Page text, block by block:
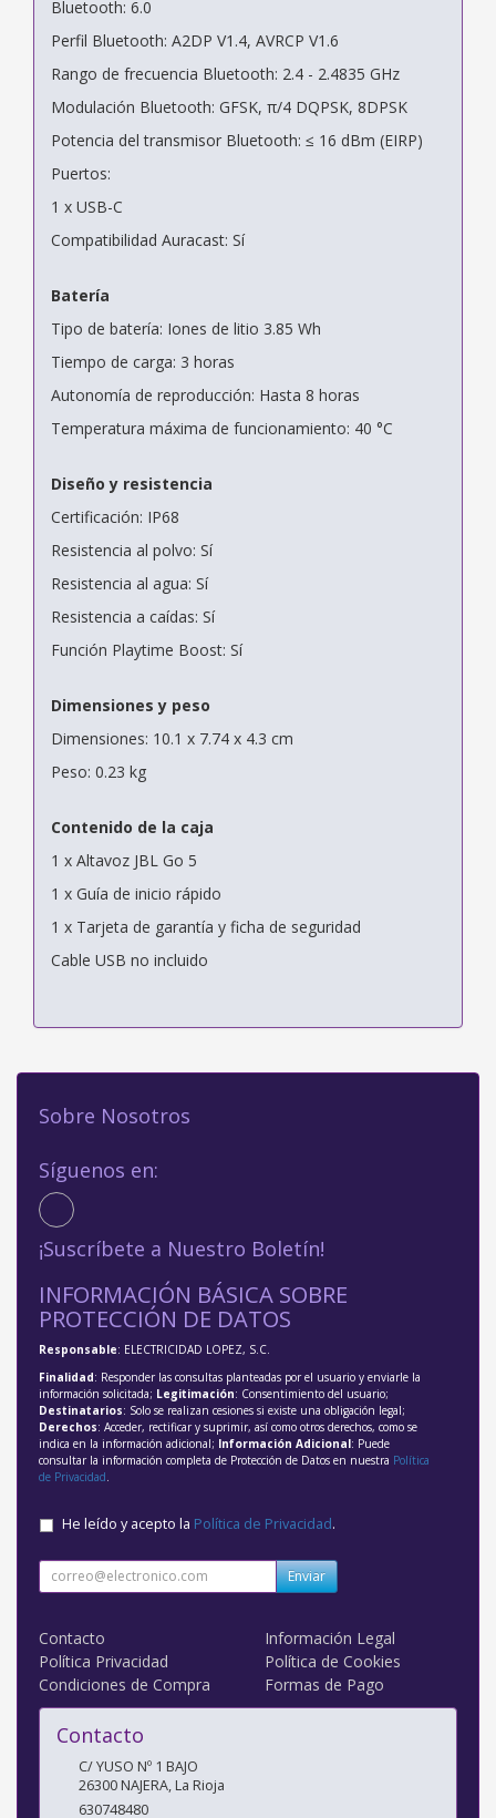
Bluetooth: 6.0
Perfil Bluetooth: A2DP V1.4, AVRCP V1.6
Rango de frecuencia Bluetooth: 2.4 - 2.4835 GHz
Modulación Bluetooth: GFSK, π/4 DQPSK, 8DPSK
Potencia del transmisor Bluetooth: ≤ 16 dBm (EIRP)
Puertos:
1 x USB-C
Compatibilidad Auracast: Sí
Batería
Tipo de batería: Iones de litio 3.85 Wh
Tiempo de carga: 3 horas
Autonomía de reproducción: Hasta 8 horas
Temperatura máxima de funcionamiento: 40 °C
Diseño y resistencia
Certificación: IP68
Resistencia al polvo: Sí
Resistencia al agua: Sí
Resistencia a caídas: Sí
Función Playtime Boost: Sí
Dimensiones y peso
Dimensiones: 10.1 x 7.74 x 4.3 cm
Peso: 0.23 kg
Contenido de la caja
1 x Altavoz JBL Go 5
1 x Guía de inicio rápido
1 x Tarjeta de garantía y ficha de seguridad
Cable USB no incluido
Sobre Nosotros
Síguenos en:
¡Suscríbete a Nuestro Boletín!
INFORMACIÓN BÁSICA SOBRE
PROTECCIÓN DE DATOS
Responsable: ELECTRICIDAD LOPEZ, S.C.
Finalidad: Responder las consultas planteadas por el usuario y enviarle la
información solicitada; Legitimación: Consentimiento del usuario;
Destinatarios: Solo se realizan cesiones si existe una obligación legal;
Derechos: Acceder, rectificar y suprimir, así como otros derechos, como se
indica en la información adicional; Información Adicional: Puede
consultar la información completa de Protección de Datos en nuestra Política
de Privacidad
He leído y acepto la Política de Privacidad.
Enviar
Contacto
Información Legal
Política Privacidad
Política de Cookies
Condiciones de Compra
Formas de Pago
Contacto
C/ YUSO Nº 1 BAJO
26300NAJERA,La Rioja
630748480